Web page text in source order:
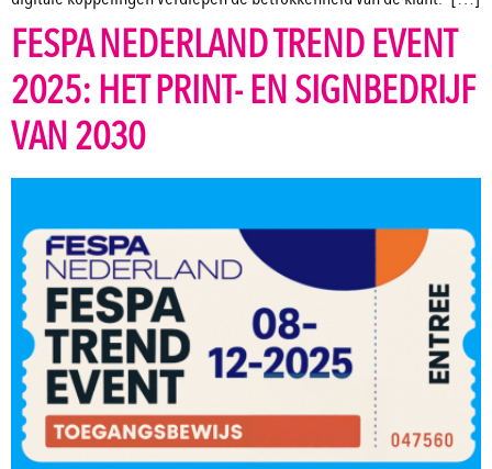
FESPA NEDERLAND TREND EVENT
2025: HET PRINT- EN SIGNBEDRIJF
VAN 2030